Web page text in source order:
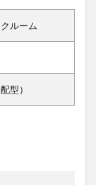
ルーム
型）